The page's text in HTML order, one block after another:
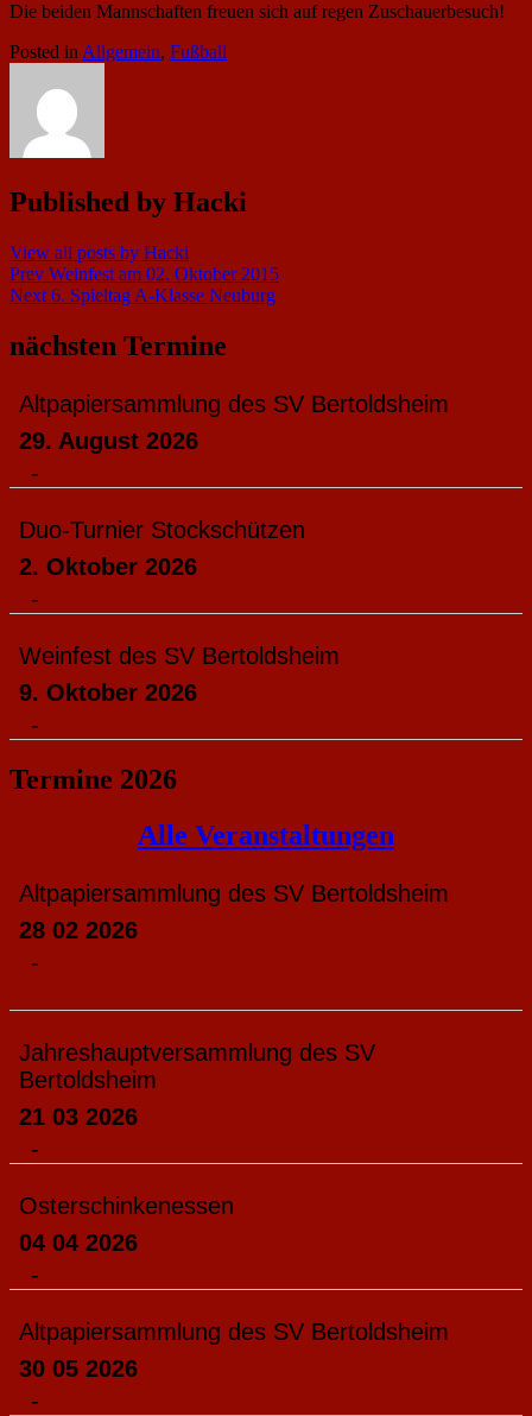
Die beiden Mannschaften freuen sich auf regen Zuschauerbesuch!
Posted inAllgemein, Fußball
Published by Hacki
View all posts by Hacki
Beitragsnavigation
Prev Weinfest am 02. Oktober 2015
Next 6. Spieltag A-Klasse Neuburg
nächsten Termine
Altpapiersammlung des SV Bertoldsheim
29. August 2026
-
Duo-Turnier Stockschützen
2. Oktober 2026
-
Weinfest des SV Bertoldsheim
9. Oktober 2026
-
Termine 2026
Alle Veranstaltungen
Altpapiersammlung des SV Bertoldsheim
28 02 2026
-
Jahreshauptversammlung des SV
Bertoldsheim
21 03 2026
-
Osterschinkenessen
04 04 2026
-
Altpapiersammlung des SV Bertoldsheim
30 05 2026
-